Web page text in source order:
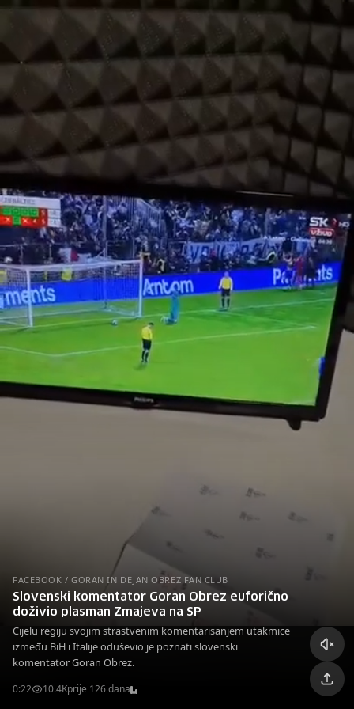
FACEBOOK / GORAN IN DEJAN OBREZ FAN CLUB
Slovenski komentator Goran Obrez euforično
doživio plasman Zmajeva na SP
Cijelu regiju svojim strastvenim komentarisanjem utakmice
između BiH i Italije oduševio je poznati slovenski
komentator Goran Obrez.
0:22 10.4Kprije 126 dana